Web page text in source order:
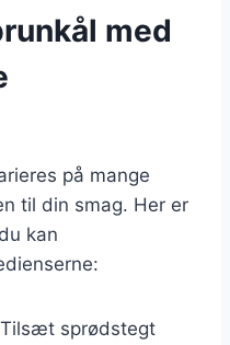
med
på mange
til din smag. Her er
kan
sprødstegt